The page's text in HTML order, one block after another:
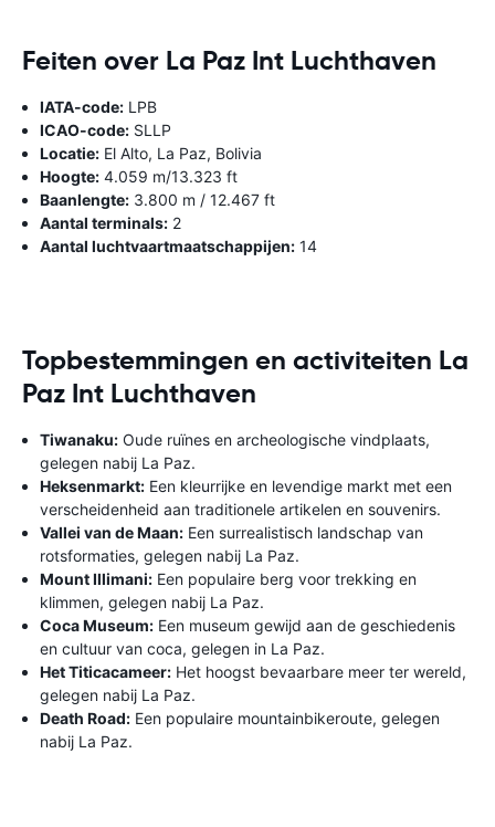
Feiten over La Paz Int Luchthaven
IATA-code: LPB
ICAO-code: SLLP
Locatie: El Alto, La Paz, Bolivia
Hoogte: 4.059 m/13.323 ft
Baanlengte: 3.800 m / 12.467 ft
Aantal terminals: 2
Aantal luchtvaartmaatschappijen: 14
Topbestemmingen en activiteiten La
Paz Int Luchthaven
Tiwanaku: Oude ruïnes en archeologische vindplaats,
gelegen nabij La Paz.
Heksenmarkt: Een kleurrijke en levendige markt met een
verscheidenheid aan traditionele artikelen en souvenirs.
Vallei van de Maan: Een surrealistisch landschap van
rotsformaties, gelegen nabij La Paz.
Mount Illimani: Een populaire berg voor trekking en
klimmen, gelegen nabij La Paz.
Coca Museum: Een museum gewijd aan de geschiedenis
en cultuur van coca, gelegen in La Paz.
Het Titicacameer: Het hoogst bevaarbare meer ter wereld,
gelegen nabij La Paz.
Death Road: Een populaire mountainbikeroute, gelegen
nabij La Paz.